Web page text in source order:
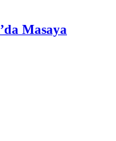
Masaya